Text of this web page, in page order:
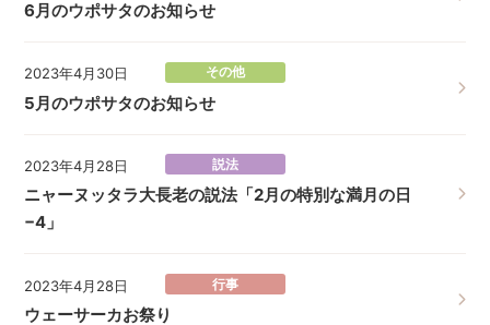
6月のウポサタのお知らせ
2023年4月30日 その他
5月のウポサタのお知らせ
2023年4月28日 説法
ニャーヌッタラ大長老の説法「2月の特別な満月の日
−4」
2023年4月28日 行事
ウェーサーカお祭り